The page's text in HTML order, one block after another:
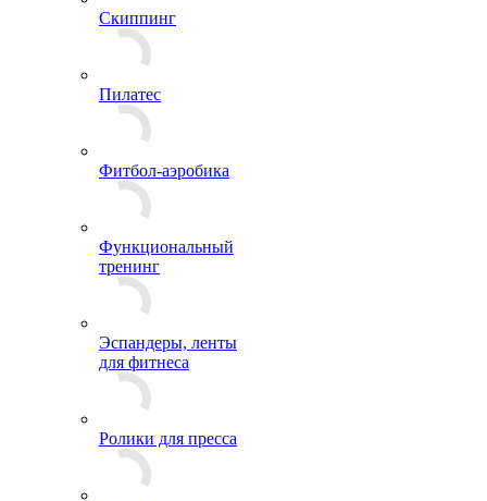
Скиппинг
Пилатес
Фитбол-аэробика
Функциональный
тренинг
Эспандеры, ленты
для фитнеса
Ролики для пресса